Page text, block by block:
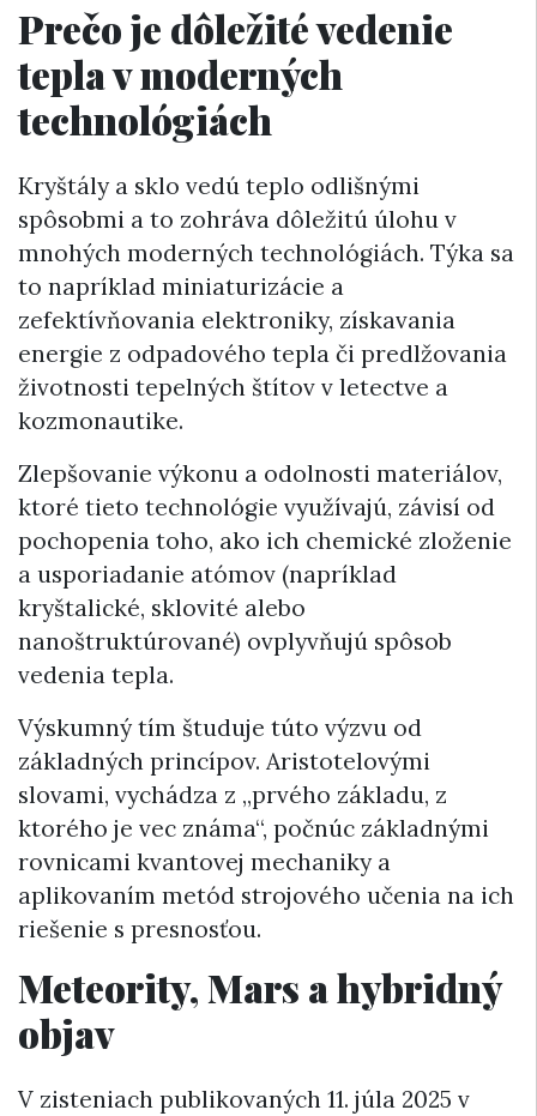
Prečo je dôležité vedenie
tepla v moderných
technológiách
Kryštály a sklo vedú teplo odlišnými
spôsobmi a to zohráva dôležitú úlohu v
mnohých moderných technológiách. Týka sa
to napríklad miniaturizácie a
zefektívňovania elektroniky, získavania
energie z odpadového tepla či predlžovania
životnosti tepelných štítov v letectve a
kozmonautike.
Zlepšovanie výkonu a odolnosti materiálov,
ktoré tieto technológie využívajú, závisí od
pochopenia toho, ako ich chemické zloženie
a usporiadanie atómov (napríklad
kryštalické, sklovité alebo
nanoštruktúrované) ovplyvňujú spôsob
vedenia tepla.
Výskumný tím študuje túto výzvu od
základných princípov. Aristotelovými
slovami, vychádza z „prvého základu, z
ktorého je vec známa“, počnúc základnými
rovnicami kvantovej mechaniky a
aplikovaním metód strojového učenia na ich
riešenie s presnosťou.
Meteority, Mars a hybridný
objav
V zisteniach publikovaných 11. júla 2025 v